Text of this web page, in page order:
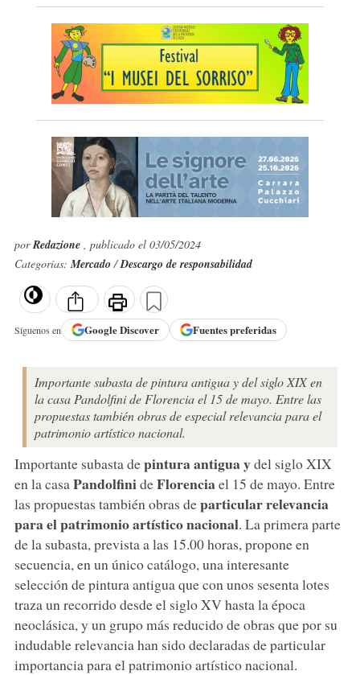
porRedazione , publicado el 03/05/2024
Categorías:Mercado/Descargo de responsabilidad
Síguenos en GoogleDiscover Fuentes preferidas
Importante subasta de pintura antigua y del siglo XIX en
la casa Pandolfini de Florencia el 15 de mayo. Entre las
propuestas también obras de especial relevancia para el
patrimonio artístico nacional.
Importante subasta depintura antigua ydel siglo XIX
en la casa PandolfinideFlorenciael 15 de mayo. Entre
las propuestas también obras departicular relevancia
para el patrimonio artístico nacional. La primera parte
de la subasta, prevista a las 15.00 horas, propone en
secuencia, en un único catálogo, una interesante
selección de pintura antigua que con unos sesenta lotes
traza un recorrido desde el siglo XV hasta la época
neoclásica, y un grupo más reducido de obras que por su
indudable relevancia han sido declaradas de particular
importancia para el patrimonio artístico nacional.